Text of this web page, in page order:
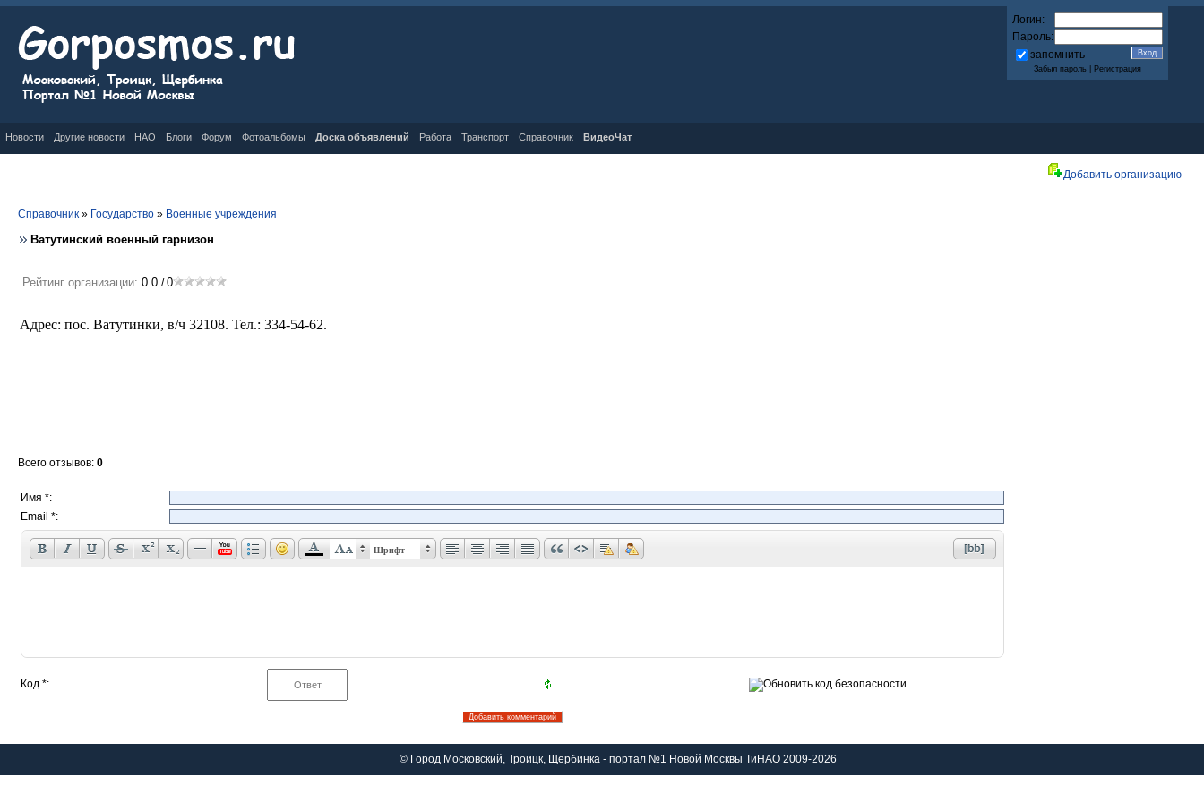
Логин:
Пароль:
запомнить
Забыл пароль Регистрация
Новости Другие новости НАО Блоги Форум Фотоальбомы Доска объявлений Работа Транспорт Справочник ВидеоЧат
Справочник » Государство » Военные учреждения
Ватутинский военный гарнизон
Рейтинг организации: 0.0 /0
Адрес: пос. Ватутинки, в/ч 32108. Тел.: 334-54-62.
Всего отзывов: 0
Имя *:
Email *:
Шрифт
Код *:
Добавить организацию
© Город Московский, Троицк, Щербинка - портал №1 Новой Москвы ТиНАО 2009-2026